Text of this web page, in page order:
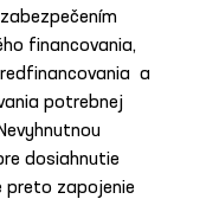
financovania,
a
potrebnej
dosiahnutie
preto zapojenie